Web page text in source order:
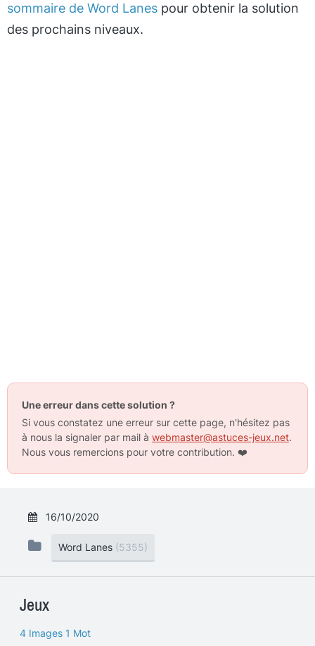
sommaire de Word Lanes pour obtenir la solution
des prochains niveaux.
Une erreur dans cette solution ?
Si vous constatez une erreur sur cette page, n'hésitez pas
à nous la signaler par mail à webmaster@astuces-jeux.net.
Nous vous remercions pour votre contribution. ❤️
16/10/2020
Word Lanes (5355)
Jeux
4 Images 1 Mot